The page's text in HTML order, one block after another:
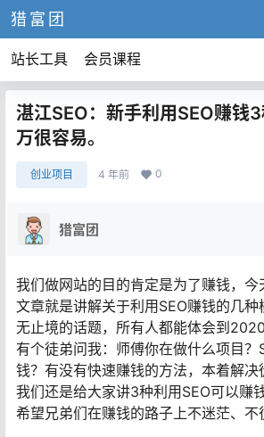
猎富团
站长工具 会员课程
湛江SEO：新手利用SEO赚钱
万很容易。
创业项目 4 年前 0
猎富团
我们做网站的目的肯定是为了赚钱，今
文章就是讲解关于利用SEO赚钱的几
无止境的话题，所有人都能体会到
有个徒弟问我：师傅你在做什么项目？
钱？有没有快速赚钱的方法，本着解决
我们还是给大家讲3种利用SEO可以赚
希望兄弟们在赚钱的路子上不迷茫、不